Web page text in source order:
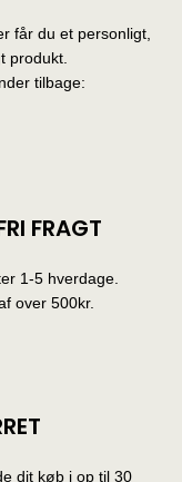
får du et personligt,
produkt.
tilbage:
FRAGT
1-5 hverdage.
over 500kr.
dit køb i op til 30